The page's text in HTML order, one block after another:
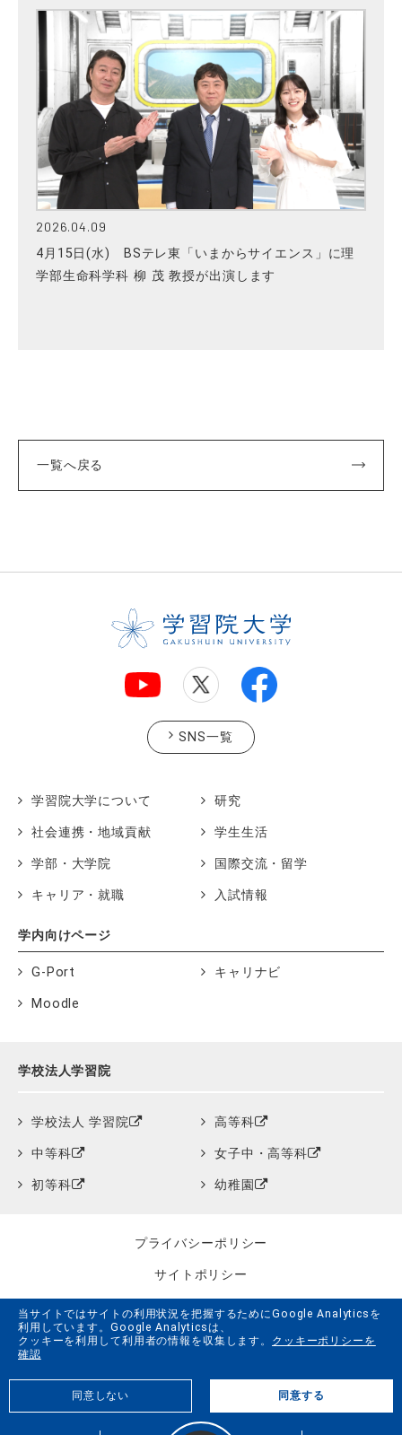
2026.04.09
4月15日(水) BSテレ東「いまからサイエンス」に理
学部生命科学科 柳 茂 教授が出演します
一覧へ戻る
当サイトではサイトの利用状況を把握するためにGoogle Analyticsを
利用しています。Google Analyticsは、
クッキーを利用して利用者の情報を収集します。 クッキーポリシーを
確認
同意しない 同意する
SNS一覧
学習院大学について 研究
社会連携・地域貢献 学生生活
学部・大学院 国際交流・留学
キャリア・就職 入試情報
学内向けページ
G-Port キャリナビ
Moodle
学校法人学習院
学校法人 学習院 高等科
中等科 女子中・高等科
初等科 幼稚園
プライバシーポリシー
サイトポリシー
クッキーポリシー
サイトマップ